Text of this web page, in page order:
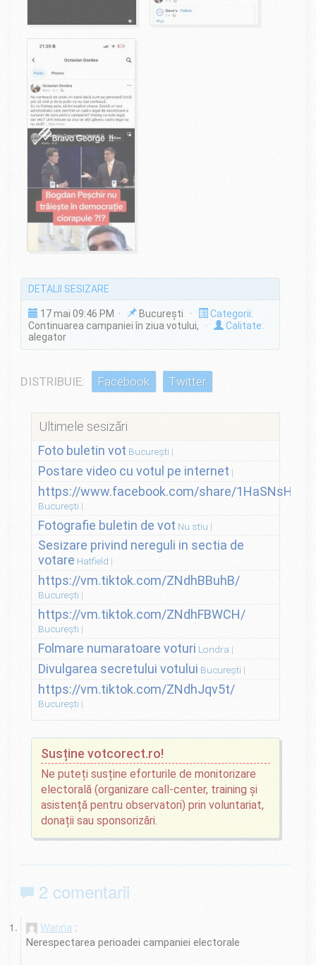
DETALII SESIZARE
17 mai 09:46 PM · București ·
Categorii:
Continuarea campaniei în ziua votului,
·
Calitate:
alegator
DISTRIBUIE: Facebook Twitter
Ultimele sesizări
Foto buletin vot București
Postare video cu votul pe internet
https://www.facebook.com/share/
București
Fotografie buletin de vot Nu stiu
Sesizare privind nereguli in sectia de
votare Hatfield
https://vm.tiktok.com/ZNdhBBuhB/
București
https://vm.tiktok.com/ZNdhFBWCH/
București
Folmare numaratoare voturi Londra
Divulgarea secretului votului București
https://vm.tiktok.com/ZNdhJqv5t/
București
Susține votcorect.ro!
Ne puteți susține eforturile de monitorizare
electorală (organizare call-center, training și
asistență pentru observatori) prin voluntariat,
donații sau sponsorizări.
2 comentarii
Wanna
Nerespectarea perioadei campaniei electorale